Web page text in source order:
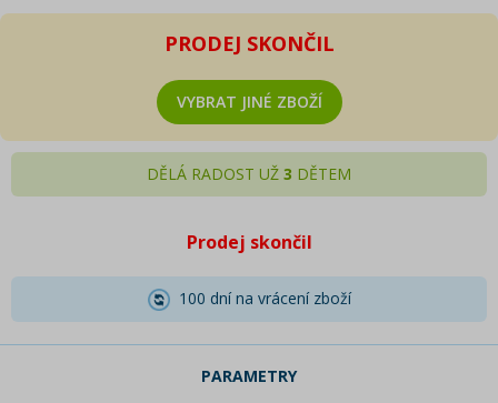
PRODEJ SKONČIL
VYBRAT JINÉ ZBOŽÍ
DĚLÁ RADOST UŽ 3 DĚTEM
Prodej skončil
100 dní na vrácení zboží
PARAMETRY